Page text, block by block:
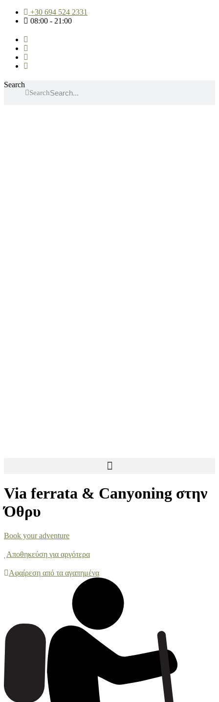
Μετάβαση+30 694 524 2331
08:00 - 21:00
Search
Search
Via ferrata & Canyoning στην
Όθρυ
Book your adventure
Αποθηκεύση για αργότερα
Αφαίρεση από τα αγαπημένα